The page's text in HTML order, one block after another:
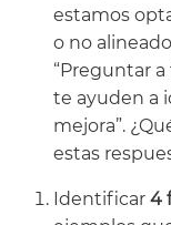
estamos
o no
“Preguntar
te ayuden a
mejora”.
estas
Identificar 4